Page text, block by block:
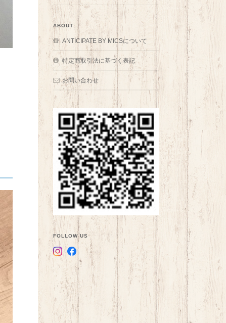
ABOUT
ANTICIPATE BY MICSについて
特定商取引法に基づく表記
お問い合わせ
FOLLOW US